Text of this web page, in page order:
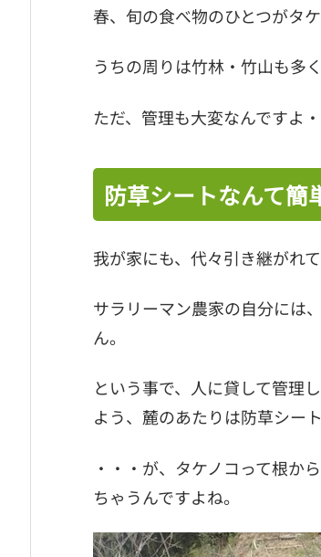
春、旬の食べ物のひとつがタケ
うちの周りは竹林・竹山も多
ただ、管理も大変なんですよ・
防草シートなんて簡
我が家にも、代々引き継がれ
サラリーマン農家の自分には
ん。
という事で、人に貸して管理
よう、麓のあたりは防草シー
・・・が、タケノコって根か
ちゃうんですよね。